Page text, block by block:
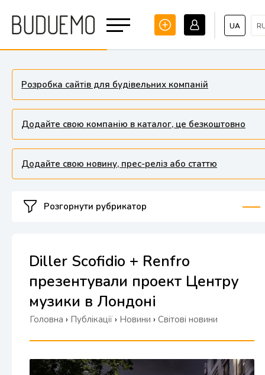
UA
Розробка сайтів для будівельних компаній
Додайте свою компанію в каталог, це безкоштовно
Додайте свою новину, прес-реліз або статтю
Розгорнути рубрикатор
Diller Scofidio + Renfro
презентували проект Центру
музики в Лондоні
Головна › Публікації › Новини › Світові новини